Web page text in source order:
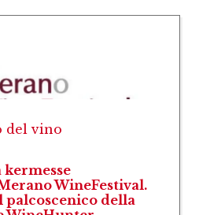
del vino
WineFestival.
della